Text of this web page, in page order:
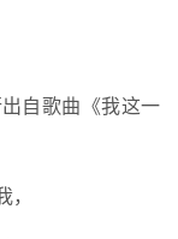
自歌曲《我这一
，